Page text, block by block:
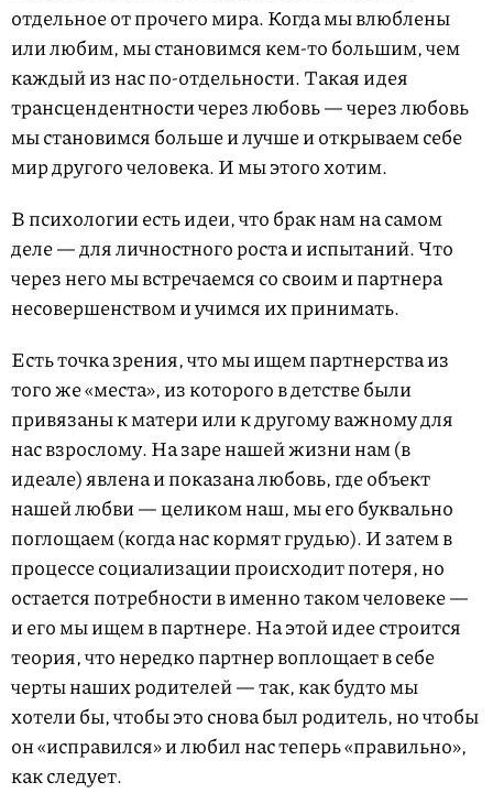
отдельное от прочего мира. Когда мы влюблены
или любим, мы становимся кем-то большим, чем
каждый из нас по-отдельности. Такая идея
трансцендентности через любовь — через любовь
мы становимся больше и лучше и открываем себе
мир другого человека. И мы этого хотим.
В психологии есть идеи, что брак нам на самом
деле — для личностного роста и испытаний. Что
через него мы встречаемся со своим и партнера
несовершенством и учимся их принимать.
Есть точка зрения, что мы ищем партнерства из
того же «места», из которого в детстве были
привязаны к матери или к другому важному для
нас взрослому. На заре нашей жизни нам (в
идеале) явлена и показана любовь, где объект
нашей любви — целиком наш, мы его буквально
поглощаем (когда нас кормят грудью). И затем в
процессе социализации происходит потеря, но
остается потребности в именно таком человеке —
и его мы ищем в партнере. На этой идее строится
теория, что нередко партнер воплощает в себе
черты наших родителей — так, как будто мы
хотели бы, чтобы это снова был родитель, но чтобы
он «исправился» и любил нас теперь «правильно»,
как следует.